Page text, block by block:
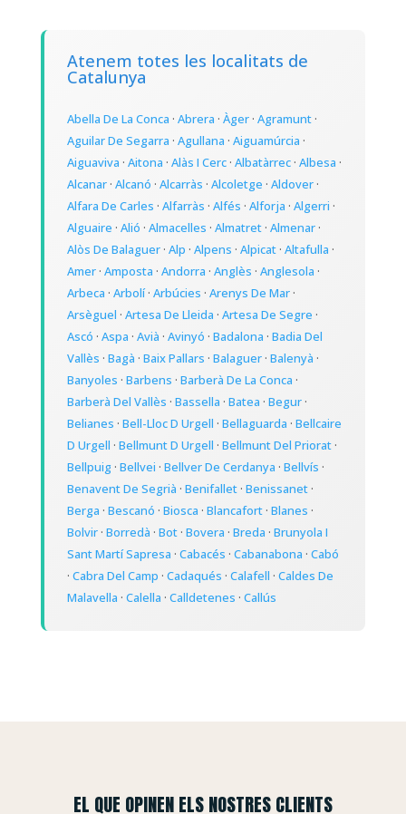
Atenem totes les localitats de
Catalunya
Abella De La Conca · Abrera · Àger· Agramunt·
Aguilar De Segarra · Agullana · Aiguamúrcia ·
Aiguaviva · Aitona · Alàs I Cerc· Albatàrrec· Albesa ·
Alcanar· Alcanó · Alcarràs · Alcoletge · Aldover·
Alfara De Carles · Alfarràs · Alfés · Alforja · Algerri ·
Alguaire · Alió · Almacelles · Almatret· Almenar·
Alòs De Balaguer· Alp · Alpens · Alpicat· Altafulla ·
Amer· Amposta · Andorra · Anglès · Anglesola ·
Arbeca · Arbolí· Arbúcies · Arenys De Mar·
Arsèguel · Artesa De Lleida · Artesa De Segre ·
Ascó · Aspa · Avià · Avinyó · Badalona · Badia Del
Vallès · Bagà · Baix Pallars · Balaguer· Balenyà ·
Banyoles · Barbens · Barberà De La Conca ·
Barberà Del Vallès · Bassella · Batea · Begur·
Belianes · Bell-Lloc D Urgell · Bellaguarda · Bellcaire
D Urgell · Bellmunt D Urgell · Bellmunt Del Priorat·
Bellpuig· Bellvei · Bellver De Cerdanya · Bellvís ·
Benavent De Segrià · Benifallet· Benissanet·
Berga · Bescanó · Biosca · Blancafort· Blanes ·
Bolvir· Borredà · Bot· Bovera · Breda · Brunyola I
Sant Martí Sapresa · Cabacés · Cabanabona · Cabó
· Cabra Del Camp · Cadaqués · Calafell · Caldes De
Malavella · Calella · Calldetenes · Callús
EL QUE OPINEN ELS NOSTRES CLIENTS